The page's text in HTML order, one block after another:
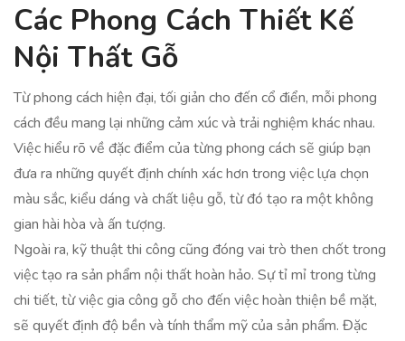
Các Phong Cách Thiết Kế
Nội Thất Gỗ
Từ phong cách hiện đại, tối giản cho đến cổ điển, mỗi phong
cách đều mang lại những cảm xúc và trải nghiệm khác nhau.
Việc hiểu rõ về đặc điểm của từng phong cách sẽ giúp bạn
đưa ra những quyết định chính xác hơn trong việc lựa chọn
màu sắc, kiểu dáng và chất liệu gỗ, từ đó tạo ra một không
gian hài hòa và ấn tượng.
Ngoài ra, kỹ thuật thi công cũng đóng vai trò then chốt trong
việc tạo ra sản phẩm nội thất hoàn hảo. Sự tỉ mỉ trong từng
chi tiết, từ việc gia công gỗ cho đến việc hoàn thiện bề mặt,
sẽ quyết định độ bền và tính thẩm mỹ của sản phẩm. Đặc